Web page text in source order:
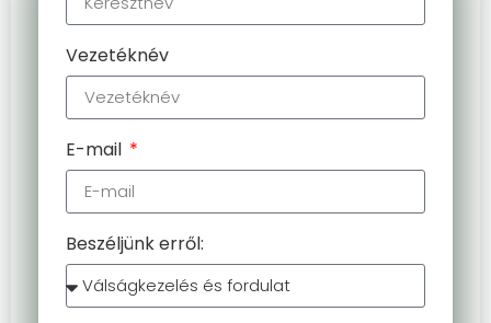
Vezetéknév
E-mail
Beszéljünk erről: